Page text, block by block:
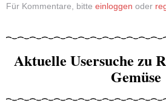
Für Kommentare, bitte einloggen oder
Aktuelle Usersuche zu
Gemüse